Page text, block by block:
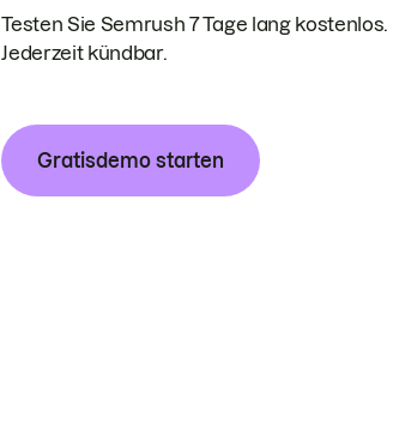
Testen Sie Semrush 7 Tage lang kostenlos.
Jederzeit kündbar.
Gratisdemo starten